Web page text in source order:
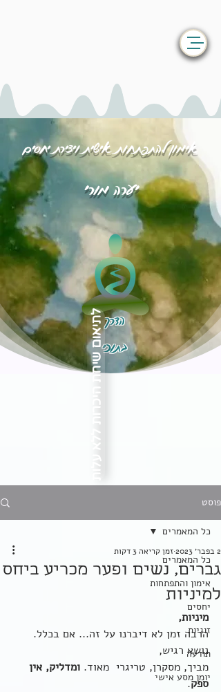
אימון להתפתחות אישית ויצירת יחסים
יערה מורי
הדרך
בתוכילתיאום שיחת היכרות ללא עלות
פוסט
כל המאמרים
אימון והתפתחות
יחסים
זוגיות
תודעה
יומן מסע אישי
כל המאמרים
גברים, נשים ופער מכריע ביחס
למיניות
2 בפבר׳ 2023 זמן קריאה 3 דקות
מיניות,
הרבה זמן לא דיברנו על זה... אם בכלל.
נושא רגיש,
מביך, מסקרן, טריגרי  מאוד. ומדליק, אין
ספק.